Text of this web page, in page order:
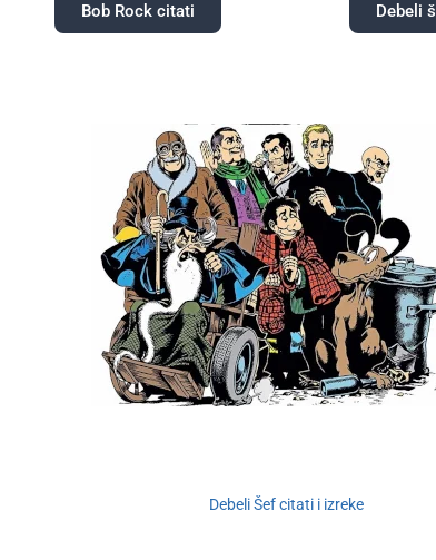
Bob Rock citati Debeli
Debeli Šef citati i izreke